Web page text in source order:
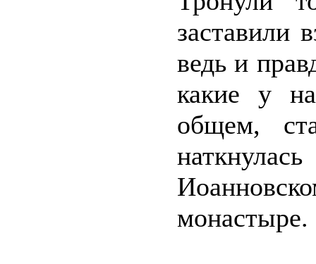
заставили
ведь и
какие у
общем,
монастыре.